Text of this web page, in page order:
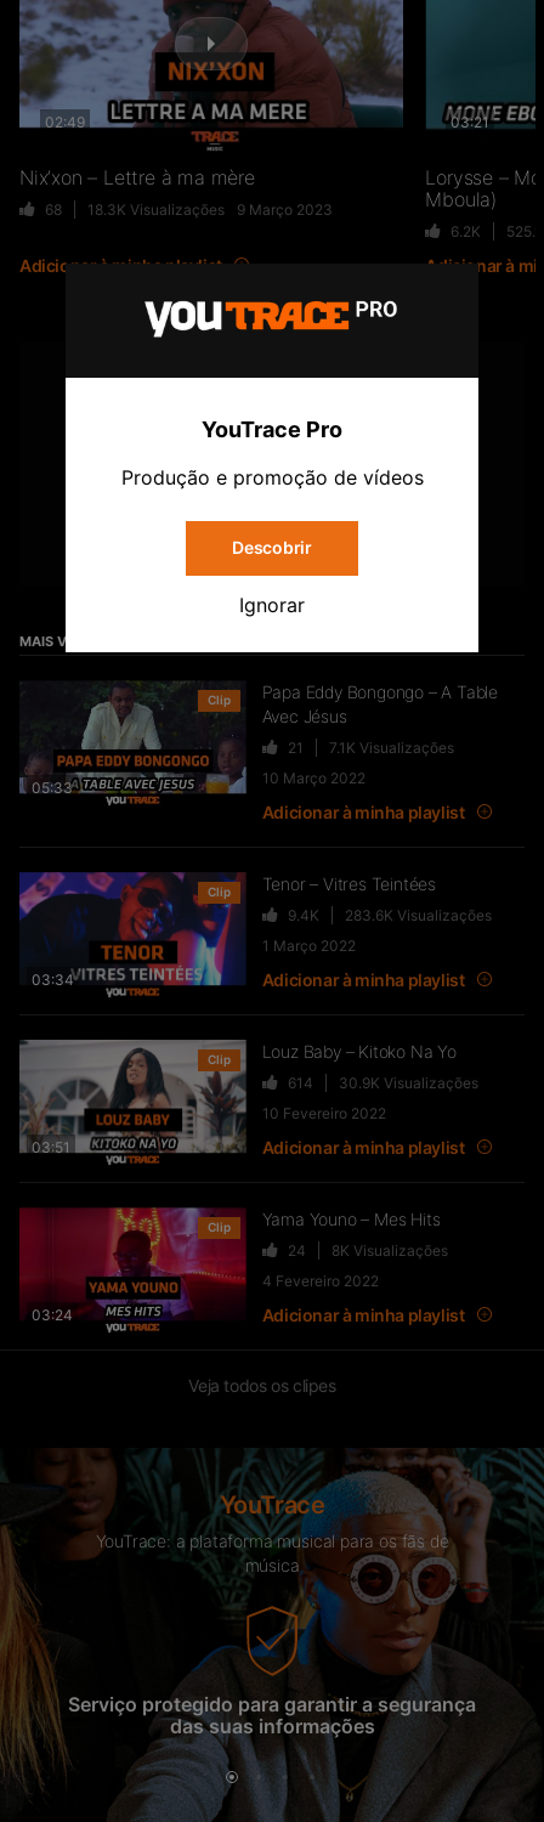
Ismael Bonfils Kouyate ft Sante
Amin – Africa Love
Gwada Maga – Gauche droite
02:49
Nix’xon – Lettre à ma mère
68 18.3K Visualizações 9 Março 2023
Adicionar à minha playlist
03:21
Lorysse –
Mboula)
6.2K
Adicionar à
MAIS VIDEO
05:33
Clip
Papa Eddy Bongongo – A Table
Avec Jésus
21 7.1K Visualizações
10 Março 2022
Adicionar à minha playlist
03:34
Clip Tenor – Vitres Teintées
9.4K 283.6K Visualizações
1 Março 2022
Adicionar à minha playlist
03:51
Clip Louz Baby – Kitoko Na Yo
614 30.9K Visualizações
10 Fevereiro 2022
Adicionar à minha playlist
03:24
Clip Yama Youno – Mes Hits
24 8K Visualizações
4 Fevereiro 2022
Adicionar à minha playlist
Veja todos os clipes
YouTrace
YouTrace: a plataforma musical para os fãs de
música
Serviço protegido para garantir a segurança
das suas informações
YouTrace Pro
Produção e promoção de vídeos
Descobrir
Ignorar